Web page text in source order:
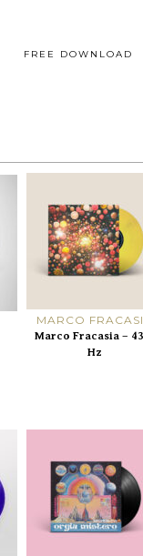
FREE DOWNLOAD
MARCO
Marco Fracasia –
Hz